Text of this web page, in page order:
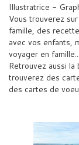
Illustratrice -
Vous trouverez
famille, des
avec vos enfants,
voyager en
Retrouvez aussi
trouverez des
des cartes de